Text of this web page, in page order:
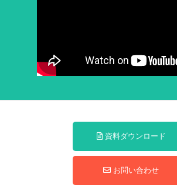
資料ダウンロード
お問い合わせ